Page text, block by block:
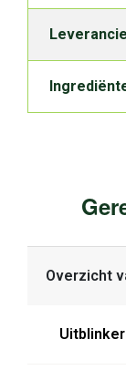
Overzicht